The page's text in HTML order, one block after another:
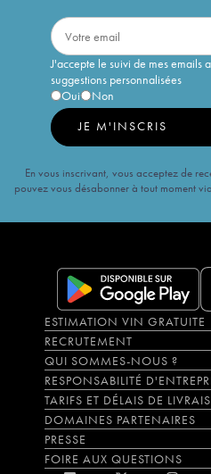
J'accepte le suivi de mes emails
suggestions personnalisées
Oui
Non
JE M'INSCRIS
En vous inscrivant, vous acceptez de
pouvez vous désabonner à tout moment
ESTIMATION VIN GRATUITE
RECRUTEMENT
QUI SOMMES-NOUS ?
RESPONSABILITÉ
TARIFS ET DÉLAIS DE
DOMAINES PARTENAIRES
PRESSE
FOIRE AUX QUESTIONS